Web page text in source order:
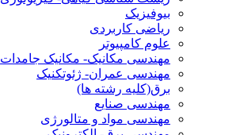
بیوفیزیک
ریاضی کاربردی
علوم کامپیوتر
مهندسی مکانیک- مکانیک جامدات
مهندسی عمران- ژئوتکنیک
برق(کلیه رشته ها)
مهندسی صنایع
مهندسی مواد و متالورژی